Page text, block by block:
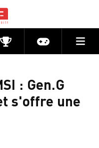
CompétitionsActu jeux
: Gen.G
s'offre une